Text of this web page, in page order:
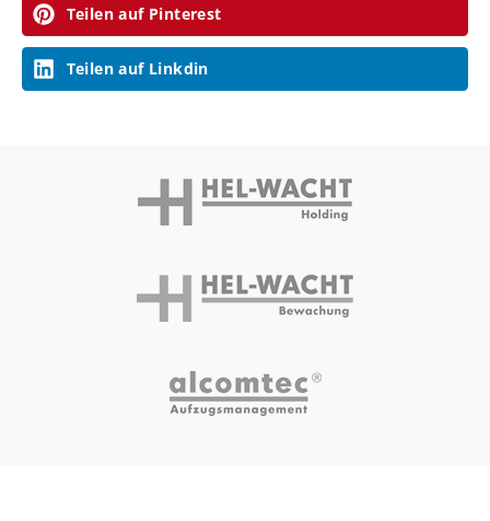
Teilen auf Pinterest
Teilen auf Linkdin